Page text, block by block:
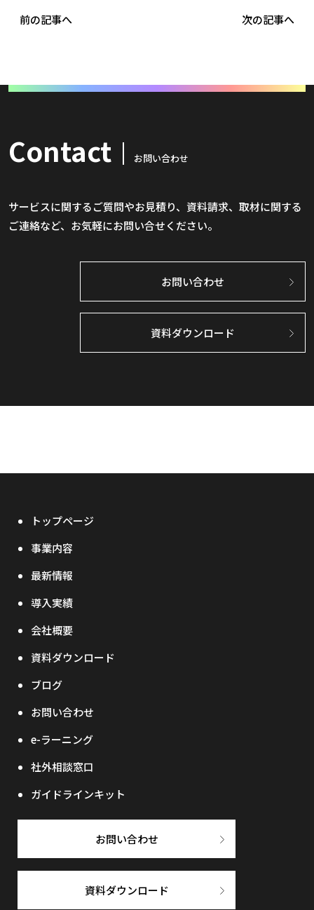
前の記事へ 次の記事へ
Contact お問い合わせ
サービスに関するご質問やお見積り、資料請求、取材に関する
ご連絡など、お気軽にお問い合せください。
お問い合わせ
資料ダウンロード
トップページ
事業内容
最新情報
導入実績
会社概要
資料ダウンロード
ブログ
お問い合わせ
e-ラーニング
社外相談窓口
ガイドラインキット
お問い合わせ
資料ダウンロード